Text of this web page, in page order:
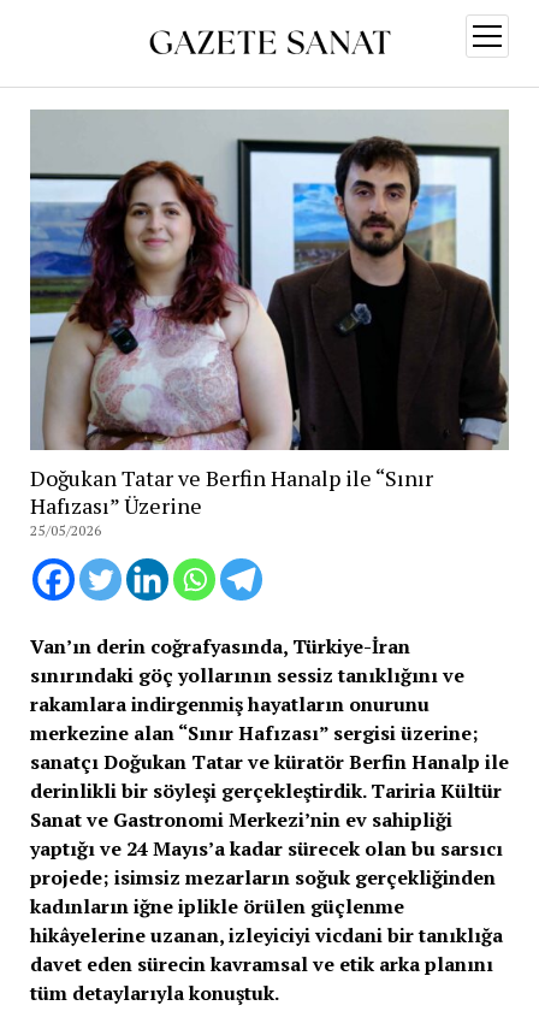
aç
Doğukan Tatar ve Berfin Hanalp ile “Sınır
Hafızası” Üzerine
25/05/2026
Van’ın derin coğrafyasında, Türkiye-İran
sınırındaki göç yollarının sessiz tanıklığını ve
rakamlara indirgenmiş hayatların onurunu
merkezine alan “Sınır Hafızası” sergisi üzerine;
sanatçı Doğukan Tatar ve küratör Berfin Hanalp ile
derinlikli bir söyleşi gerçekleştirdik. Tariria Kültür
Sanat ve Gastronomi Merkezi’nin ev sahipliği
yaptığı ve 24 Mayıs’a kadar sürecek olan bu sarsıcı
projede; isimsiz mezarların soğuk gerçekliğinden
kadınların iğne iplikle örülen güçlenme
hikâyelerine uzanan, izleyiciyi vicdani bir tanıklığa
davet eden sürecin kavramsal ve etik arka planını
tüm detaylarıyla konuştuk.